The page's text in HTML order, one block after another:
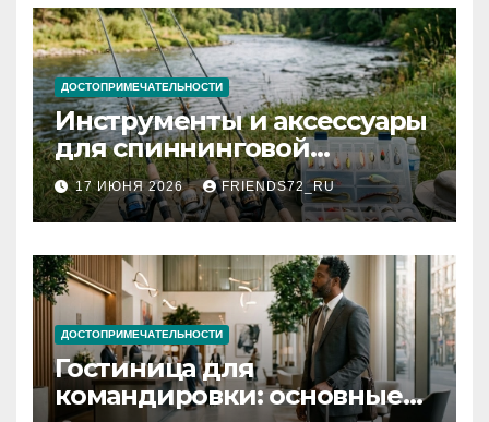
ДОСТОПРИМЕЧАТЕЛЬНОСТИ
Инструменты и аксессуары
для спиннинговой
рыбалки: назначение и
типы
17 ИЮНЯ 2026 FRIENDS72_RU
ДОСТОПРИМЕЧАТЕЛЬНОСТИ
Гостиница для
командировки: основные